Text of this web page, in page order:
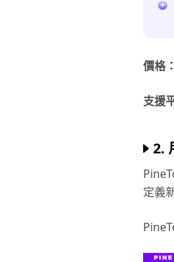
價格：
支援
2.
定義